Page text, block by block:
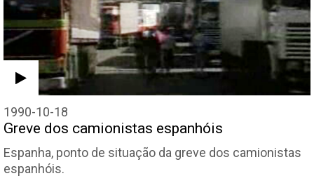
1990-10-18
Greve dos camionistas espanhóis
Espanha, ponto de situação da greve dos camionistas
espanhóis.